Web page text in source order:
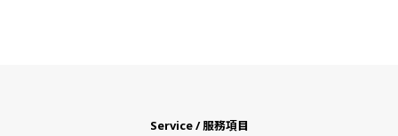
Service / 服務項目